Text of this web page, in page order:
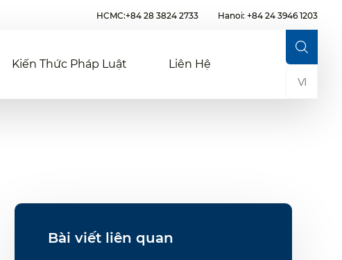
HCMC:+84 28 3824 2733 Hanoi: +84 24 3946 1203
Kiến Thức Pháp Luật
Liên Hệ
VI
Bài viết liên quan